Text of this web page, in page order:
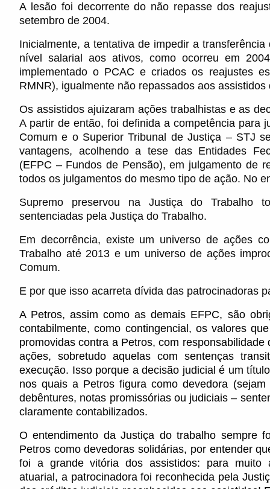
A lesão foi decorrente do não repasse dos
setembro de 2004.
Inicialmente, a tentativa de impedir a
nível salarial aos ativos, como ocorreu em
implementado o PCAC e criados os reajustes
RMNR), igualmente não repassados aos assistidos
Os assistidos ajuizaram ações trabalhistas e as
A partir de então, foi definida a competência para
Comum e o Superior Tribunal de Justiça – STJ
vantagens, acolhendo a tese das Entidades
(EFPC – Fundos de Pensão), em julgamento de
todos os julgamentos do mesmo tipo de ação. No
Supremo preservou na Justiça do Trabalho
sentenciadas pela Justiça do Trabalho.
Em decorrência, existe um universo de ações
Trabalho até 2013 e um universo de ações
Comum.
E por que isso acarreta dívida das patrocinadoras
A Petros, assim como as demais EFPC, são
contabilmente, como contingencial, os valores
promovidas contra a Petros, com
ações, sobretudo aquelas com sentenças
execução. Isso porque a decisão judicial é um
nos quais a Petros figura como devedora
debêntures, notas promissórias ou judiciais –
claramente contabilizados.
O entendimento da Justiça do trabalho sempre
Petros como devedoras solidárias, por entender
foi a grande vitória dos assistidos: para muito
atuarial, a patrocinadora foi reconhecida pela